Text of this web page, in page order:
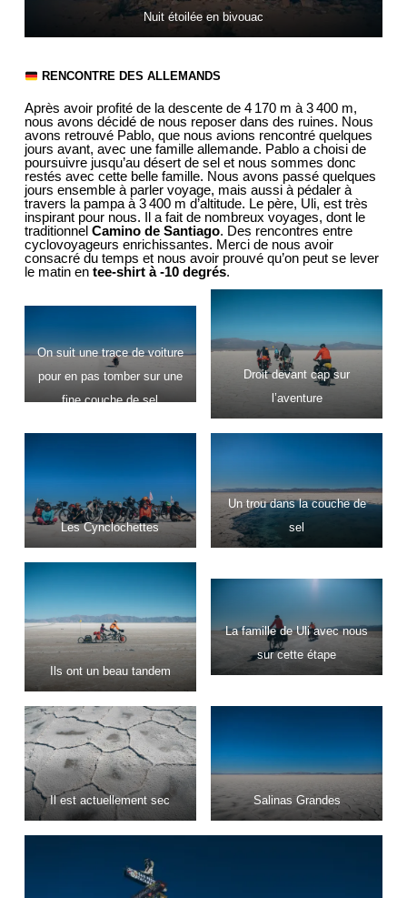
Nuit étoilée en bivouac
RENCONTRE DES ALLEMANDS
Après avoir profité de la descente de 4 170 m à 3 400 m,
nous avons décidé de nous reposer dans des ruines. Nous
avons retrouvé Pablo, que nous avions rencontré quelques
jours avant, avec une famille allemande. Pablo a choisi de
poursuivre jusqu’au désert de sel et nous sommes donc
restés avec cette belle famille. Nous avons passé quelques
jours ensemble à parler voyage, mais aussi à pédaler à
travers la pampa à 3 400 m d’altitude. Le père, Uli, est très
inspirant pour nous. Il a fait de nombreux voyages, dont le
traditionnel Camino de Santiago. Des rencontres entre
cyclovoyageurs enrichissantes. Merci de nous avoir
consacré du temps et nous avoir prouvé qu’on peut se lever
le matin en tee-shirt à -10 degrés.
On suit une trace de voiture
pour en pas tomber sur une
fine couche de sel
Droit devant cap sur
l’aventure
Les Cynclochettes
Un trou dans la couche de
sel
Ils ont un beau tandem
La famille de Uli avec nous
sur cette étape
Il est actuellement sec Salinas Grandes